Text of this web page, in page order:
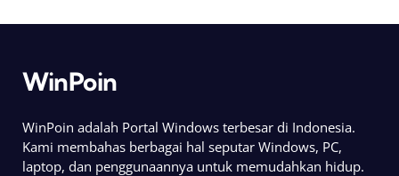
WinPoin
WinPoin adalah Portal Windows terbesar di Indonesia.
Kami membahas berbagai hal seputar Windows, PC,
laptop, dan penggunaannya untuk memudahkan hidup.